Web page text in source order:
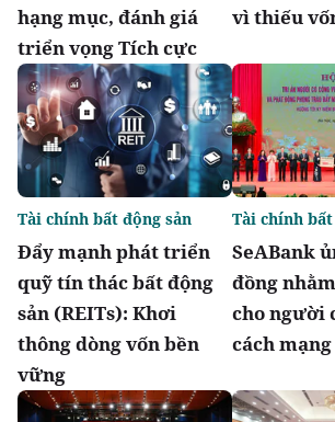
hạng mục, đánh giá
triển vọng Tích cực
vì thiếu
Đẩy mạnh phát triển
quỹ tín thác bất động
sản (REITs): Khơi
thông dòng vốn bền
vững
Tài chính bất động sản
SeABank
đồng
cho người
cách mạng
Tài chính